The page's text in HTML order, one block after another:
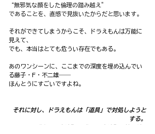
“無邪気な顔をした倫理の踏み越え”
であることを、直感で見抜いたからだと思います。
それができてしまうからこそ、ドラえもんは万能に
見えて、
でも、本当はとても危うい存在でもある。
あのワンシーンに、ここまでの深度を埋め込んでい
る藤子・F・不二雄――
ほんとうにすごいですよね。
それに対し、ドラえもんは「道具」で対処しようと
する。